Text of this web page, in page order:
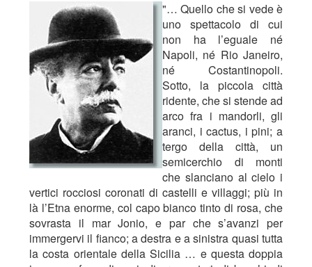
"… Quello che si vede è
uno spettacolo di cui
non ha l’eguale né
Napoli, né Rio Janeiro,
né Costantinopoli.
Sotto, la piccola città
ridente, che si stende ad
arco fra i mandorli, gli
aranci, i cactus, i pini; a
tergo della città, un
semicerchio di monti
che slanciano al cielo i
vertici rocciosi coronati di castelli e villaggi; più in
là l’Etna enorme, col capo bianco tinto di rosa, che
sovrasta il mar Jonio, e par che s’avanzi per
immergervi il fianco; a destra e a sinistra quasi tutta
la costa orientale della Sicilia … e questa doppia